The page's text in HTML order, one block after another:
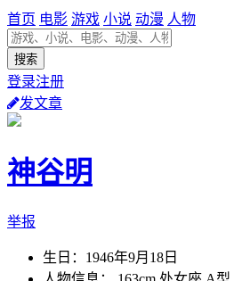
首页 电影 游戏 小说 动漫 人物
登录注册
发文章
神谷明
举报
生日：1946年9月18日